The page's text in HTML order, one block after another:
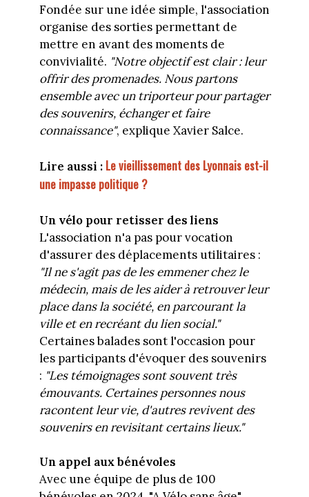
Fondée sur une idée simple, l'association
organise des sorties permettant de
mettre en avant des moments de
convivialité. "Notre objectif est clair : leur
offrir des promenades. Nous partons
ensemble avec un triporteur pour partager
des souvenirs, échanger et faire
connaissance", explique Xavier Salce.
Lire aussi : Le vieillissement des Lyonnais est-il
une impasse politique ?
Un vélo pour retisser des liens
L'association n'a pas pour vocation
d'assurer des déplacements utilitaires :
"Il ne s'agit pas de les emmener chez le
médecin, mais de les aider à retrouver leur
place dans la société, en parcourant la
ville et en recréant du lien social."
Certaines balades sont l'occasion pour
les participants d'évoquer des souvenirs
: "Les témoignages sont souvent très
émouvants. Certaines personnes nous
racontent leur vie, d'autres revivent des
souvenirs en revisitant certains lieux."
Un appel aux bénévoles
Avec une équipe de plus de 100